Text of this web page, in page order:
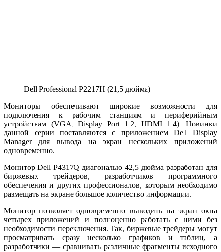
Dell Professional P2217H (21,5 дюйма)
Мониторы обеспечивают широкие возможности для
подключения к рабочим станциям и периферийным
устройствам (VGA, Display Port 1.2, HDMI 1.4). Новинки
данной серии поставляются с приложением Dell Display
Manager для вывода на экран нескольких приложений
одновременно.
Монитор Dell P4317Q диагональю 42,5 дюйма разработан для
биржевых трейдеров, разработчиков программного
обеспечения и других профессионалов, которым необходимо
размещать на экране большое количество информации.
Монитор позволяет одновременно выводить на экран окна
четырех приложений и полноценно работать с ними без
необходимости переключения. Так, биржевые трейдеры могут
просматривать сразу несколько графиков и таблиц, а
разработчики — сравнивать различные фрагменты исходного